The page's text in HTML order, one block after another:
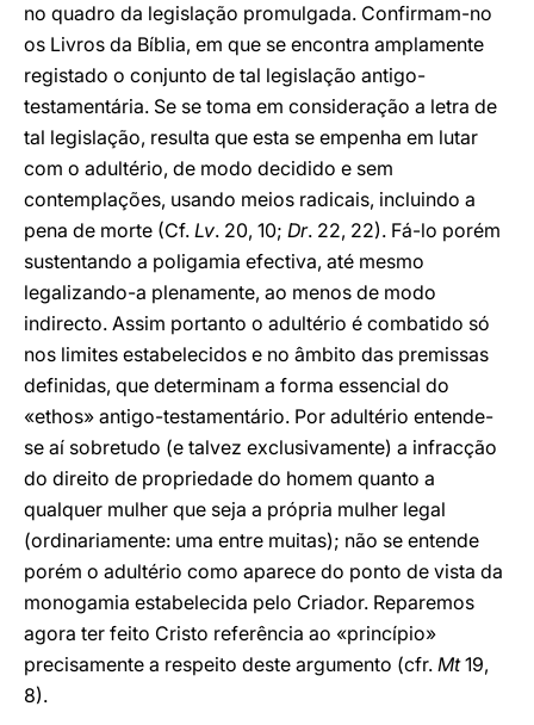
no quadro da legislação promulgada. Confirmam-no
os Livros da Bíblia, em que se encontra amplamente
registado o conjunto de tal legislação antigo-
testamentária. Se se toma em consideração a letra de
tal legislação, resulta que esta se empenha em lutar
com o adultério, de modo decidido e sem
contemplações, usando meios radicais, incluindo a
pena de morte (Cf. Lv. 20, 10; Dr. 22, 22). Fá-lo porém
sustentando a poligamia efectiva, até mesmo
legalizando-a plenamente, ao menos de modo
indirecto. Assim portanto o adultério é combatido só
nos limites estabelecidos e no âmbito das premissas
definidas, que determinam a forma essencial do
«ethos» antigo-testamentário. Por adultério entende-
se aí sobretudo (e talvez exclusivamente) a infracção
do direito de propriedade do homem quanto a
qualquer mulher que seja a própria mulher legal
(ordinariamente: uma entre muitas); não se entende
porém o adultério como aparece do ponto de vista da
monogamia estabelecida pelo Criador. Reparemos
agora ter feito Cristo referência ao «princípio»
precisamente a respeito deste argumento (cfr. Mt19,
8).